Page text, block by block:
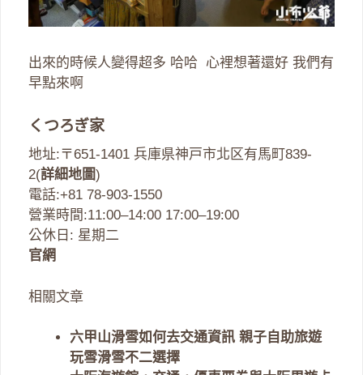
出來的時候人變得超多 哈哈 心裡想著還好 我們有
早點來啊
くつろぎ家
地址:〒651-1401 兵庫県神戸市北区有馬町839-
2(詳細地圖)
電話:+81 78-903-1550
營業時間:11:00–14:00 17:00–19:00
公休日: 星期二
官網
相關文章
六甲山滑雪如何去交通資訊 親子自助旅遊
玩雪滑雪不二選擇